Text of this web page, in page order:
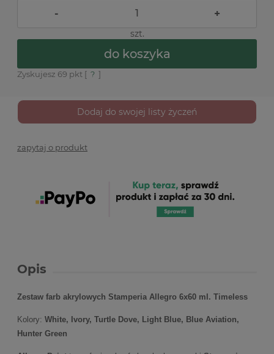
- +
szt.
do koszyka
Zyskujesz 69 pkt [ ? ]
Dodaj do swojej listy życzeń
zapytaj o produkt
Opis
Zestaw farb akrylowych Stamperia Allegro 6x60 ml. Timeless
Kolory: White, Ivory, Turtle Dove, Light Blue, Blue Aviation,
Hunter Green